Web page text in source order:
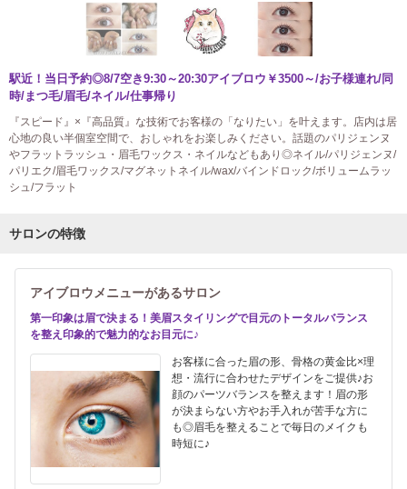
駅近！当日予約◎8/7空き9:30～20:30アイブロウ￥3500～/お子様連れ/同
時/まつ毛/眉毛/ネイル/仕事帰り
『スピード』×『高品質』な技術でお客様の「なりたい」を叶えます。店内は居
心地の良い半個室空間で、おしゃれをお楽しみください。話題のパリジェンヌ
やフラットラッシュ・眉毛ワックス・ネイルなどもあり◎ネイル/パリジェンヌ/
パリエク/眉毛ワックス/マグネットネイル/wax/バインドロック/ボリュームラッ
シュ/フラット
サロンの特徴
アイブロウメニューがあるサロン
第一印象は眉で決まる！美眉スタイリングで目元のトータルバランス
を整え印象的で魅力的なお目元に♪
お客様に合った眉の形、骨格の黄金比×理
想・流行に合わせたデザインをご提供♪お
顔のパーツバランスを整えます！眉の形
が決まらない方やお手入れが苦手な方に
も◎眉毛を整えることで毎日のメイクも
時短に♪